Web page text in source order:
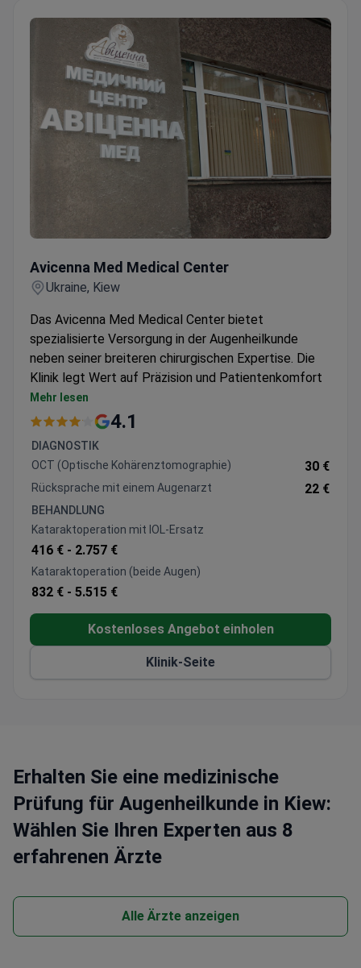
Avicenna Med Medical Center
Ukraine, Kiew
Das Avicenna Med Medical Center bietet
spezialisierte Versorgung in der Augenheilkunde
neben seiner breiteren chirurgischen Expertise. Die
Klinik legt Wert auf Präzision und Patientenkomfort
mit hohen Erfolgsraten bei chirurgischen Eingriffen.
Fokus auf minimalinvasive Techniken bei
98% Erfolgsquote bei endoskopischen Eingriffen
24/7 Patientenbetreuung während der gesamten
Behandlung
Mehr lesen
4.1
DIAGNOSTIK
OCT (Optische Kohärenztomographie)
30 €
Rücksprache mit einem Augenarzt 22 €
BEHANDLUNG
Kataraktoperation mit IOL-Ersatz
416 € - 2.757 €
Kataraktoperation (beide Augen)
832 € - 5.515 €
Kostenloses Angebot einholen
Klinik-Seite
Erhalten Sie eine medizinische
Prüfung für Augenheilkunde in Kiew:
Wählen Sie Ihren Experten aus 8
erfahrenen Ärzte
Alle Ärzte anzeigen